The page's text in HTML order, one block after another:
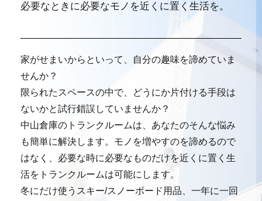
必要なときに必要なモノを近くに置く生活を。
家がせまいからといって、自分の趣味を諦めていま
せんか？
限られたスペースの中で、どうにか片付ける手段は
ないかと試行錯誤していませんか？
中山倉庫のトランクルームは、あなたのそんな悩み
も簡単に解決します。モノを増やすのを諦めるので
はなく、必要な時に必要なものだけを近くに置く生
活をトランクルームは可能にします。
冬にだけ使うスキー/スノーボード用品、一年に一回